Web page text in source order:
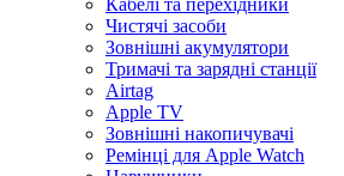
Кабелі та перехідники
Чистячі засоби
Зовнішні акумулятори
Тримачі та зарядні станції
Airtag
Apple TV
Зовнішні накопичувачі
Ремінці для Apple Watch